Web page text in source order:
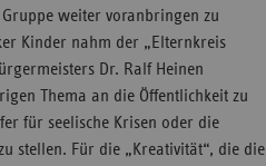
weiter voranbringen zu
Kinder nahm der „Elternkreis
Dr. Ralf Heinen
Thema an die Öffentlichkeit zu
für seelische Krisen oder die
stellen. Für die „Kreativität“, die die